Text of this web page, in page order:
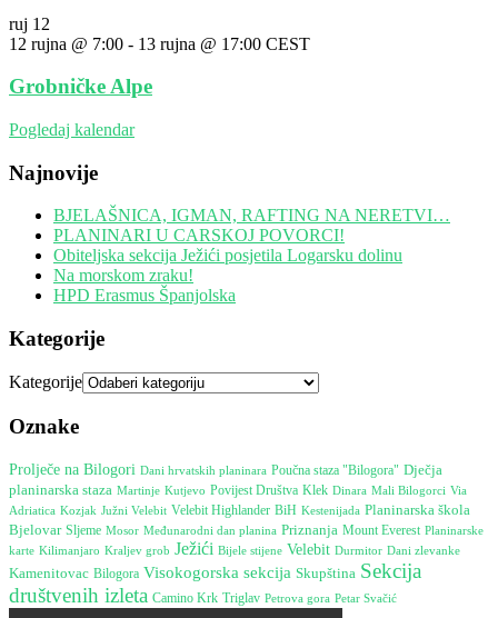
ruj 12
12 rujna @ 7:00 - 13 rujna @ 17:00 CEST
Grobničke Alpe
Pogledaj kalendar
Najnovije
BJELAŠNICA, IGMAN, RAFTING NA NERETVI…
PLANINARI U CARSKOJ POVORCI!
Obiteljska sekcija Ježići posjetila Logarsku dolinu
Na morskom zraku!
HPD Erasmus Španjolska
Kategorije
Kategorije
Oznake
Prolječe na Bilogori Dani hrvatskih planinara Poučna staza "Bilogora" Dječja
planinarska staza Martinje Kutjevo Povijest Društva Klek Dinara Mali Bilogorci Via
Adriatica Kozjak Južni Velebit Velebit Highlander BiH Kestenijada Planinarska škola
Bjelovar Sljeme Mosor Međunarodni dan planina Priznanja Mount Everest Planinarske
karte Kilimanjaro Kraljev grob Ježići Bijele stijene Velebit Durmitor Dani zlevanke
Kamenitovac Bilogora Visokogorska sekcija Skupština Sekcija
društvenih izleta Camino Krk Triglav Petrova gora Petar Svačić